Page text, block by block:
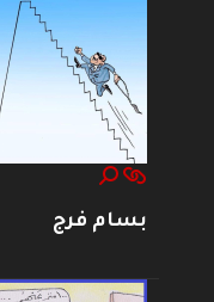
بسام فرج